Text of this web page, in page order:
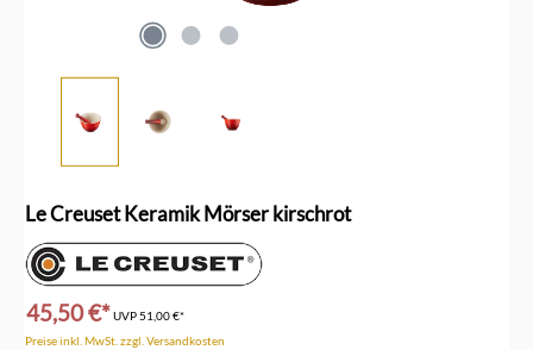
Le Creuset Keramik Mörser kirschrot
45,50 €*UVP 51,00 €*
Preise inkl. MwSt. zzgl. Versandkosten